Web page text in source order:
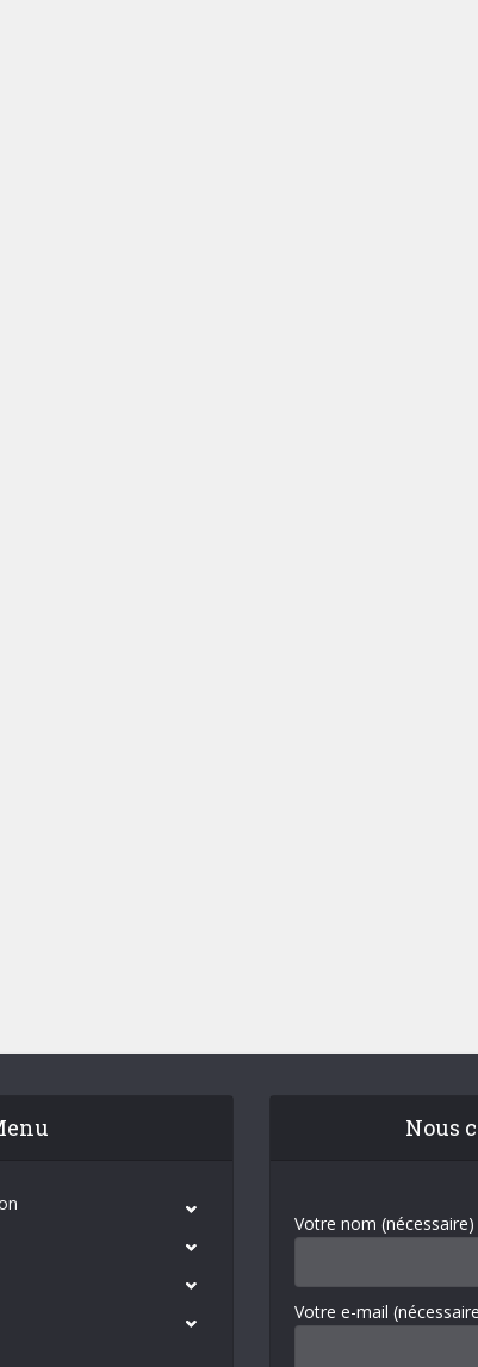
Nous
Votre nom (nécessaire)
Votre e-mail